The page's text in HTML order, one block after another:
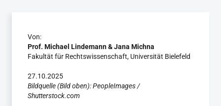
Von:
Prof. Michael Lindemann & Jana Michna
Fakultät für Rechtswissenschaft, Universität Bielefeld
27.10.2025
Bildquelle (Bild oben): PeopleImages /
Shutterstock.com